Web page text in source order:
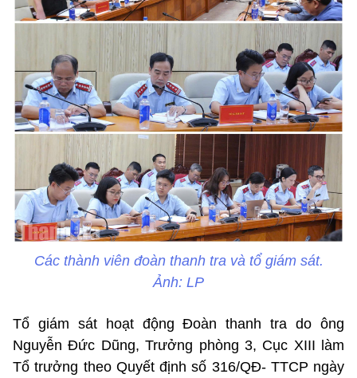
Các thành viên đoàn thanh tra và tổ giám sát.
Ảnh: LP
Tổ giám sát hoạt động Đoàn thanh tra do ông
Nguyễn Đức Dũng, Trưởng phòng 3, Cục XIII làm
Tổ trưởng theo Quyết định số 316/QĐ- TTCP ngày